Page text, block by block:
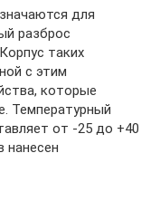
для
разброс
таких
с этим
которые
Температурный
от -25 до +40
нанесен